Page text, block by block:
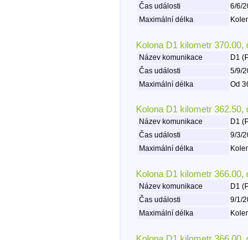
Čas události
6/6/
Maximální délka
Kolona D1 kilometr 370.00,
Název komunikace D1
Čas události
5/9/
Maximální délka
Od
Kolona D1 kilometr
Název komunikace D1
Čas události
9/3/
Maximální délka
Kolona D1 kilometr
Název komunikace D1
Čas události
9/1/
Maximální délka